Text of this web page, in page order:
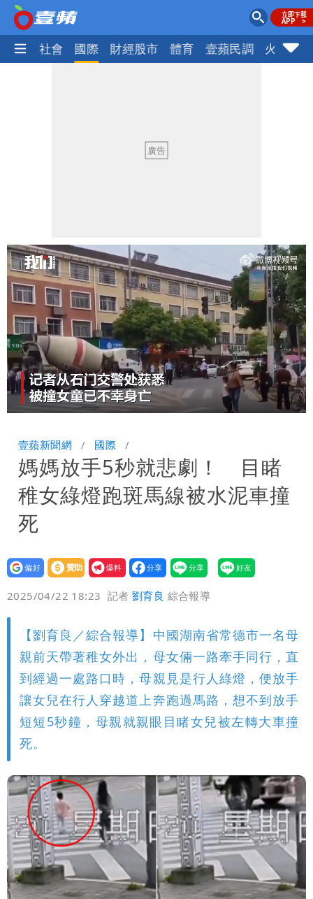
政治 社會 國際 財經股市 體育 壹蘋民調 火線話
Replay Unmute Loaded
100.00%
Remaining
0:00
Picture-
in-
壹蘋新聞網 國際
媽媽放手5秒就悲劇！ 目睹
稚女綠燈跑斑馬線被水泥車撞
死
設為
贊助
我要
爆料
2025/04/22 18:23 記者劉育良 綜合報導
【劉育良／綜合報導】中國湖南省常德市一名母
親前天帶著稚女外出，母女倆一路牽手同行，直
到經過一處路口時，母親見是行人綠燈，便放手
讓女兒在行人穿越道上奔跑過馬路，想不到放手
短短5秒鐘，母親就親眼目睹女兒被左轉大車撞
死。